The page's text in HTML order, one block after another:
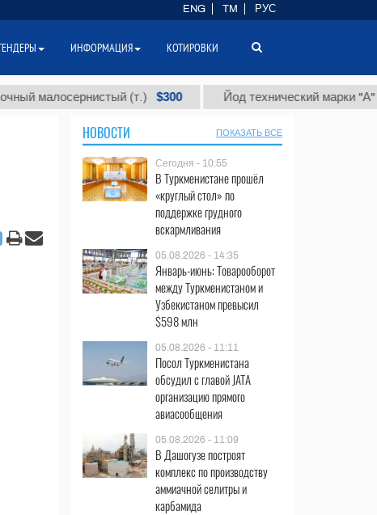
(т.) $300 Йод технический марки "А" (т.)
НОВОСТИ ПОКАЗАТЬ ВСЕ
Сегодня - 10:55
В Туркменистане прошёл
«круглый стол» по
поддержке грудного
вскармливания
05.08.2026 - 14:35
Январь-июнь: Товарооборот
между Туркменистаном и
Узбекистаном превысил
$598 млн
05.08.2026 - 11:11
Посол Туркменистана
обсудил с главой JATA
организацию прямого
авиасообщения
05.08.2026 - 11:09
В Дашогузе построят
комплекс по производству
аммиачной селитры и
карбамида
ENG TM РУС
ИНФОРМАЦИЯ КОТИРОВКИ